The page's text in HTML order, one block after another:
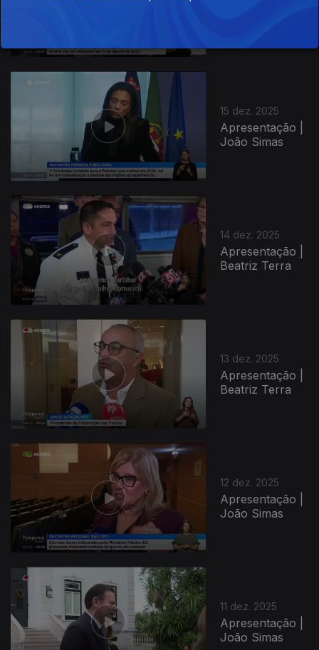
15 dez. 2025
Apresentação |
João Simas
14 dez. 2025
Apresentação |
Beatriz Terra
13 dez. 2025
Apresentação |
Beatriz Terra
12 dez. 2025
Apresentação |
João Simas
11 dez. 2025
Apresentação |
João Simas